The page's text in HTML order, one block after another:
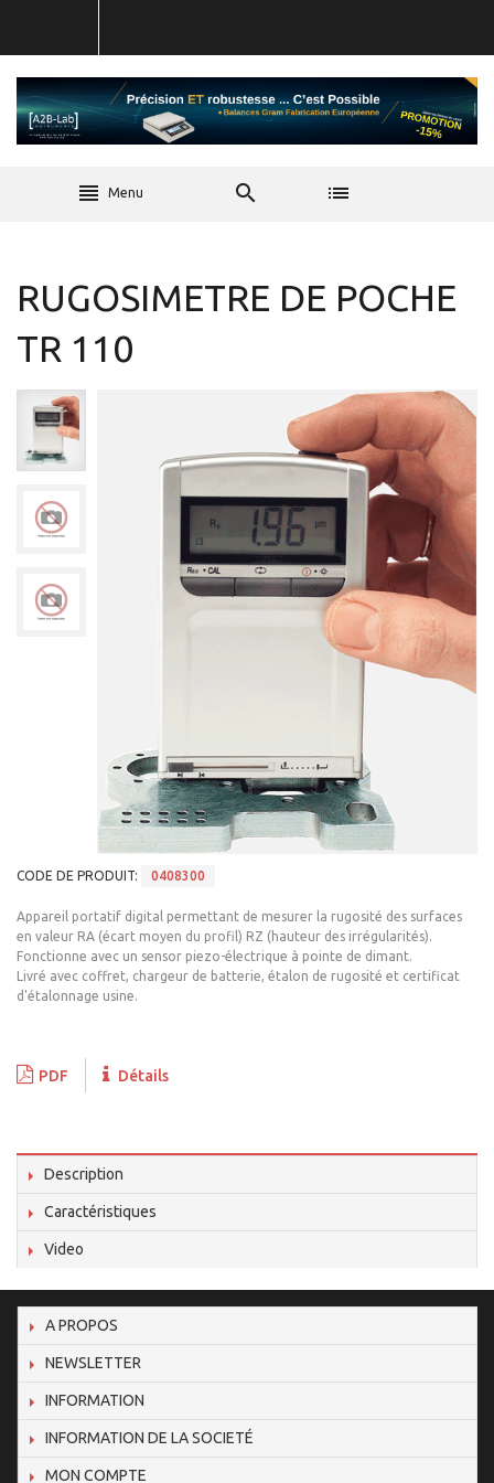
Menu
RUGOSIMETRE DE POCHE
TR 110
CODE DE PRODUIT: 0408300
Appareil portatif digital permettant de mesurer la rugosité des surfaces
en valeur RA (écart moyen du profil) RZ (hauteur des irrégularités).
Fonctionne avec un sensor piezo-électrique à pointe de dimant.
Livré avec coffret, chargeur de batterie, étalon de rugosité et certificat
d'étalonnage usine.
PDF Détails
Description
Caractéristiques
Video
A PROPOS
NEWSLETTER
INFORMATION
INFORMATION DE LA SOCIETÉ
MON COMPTE